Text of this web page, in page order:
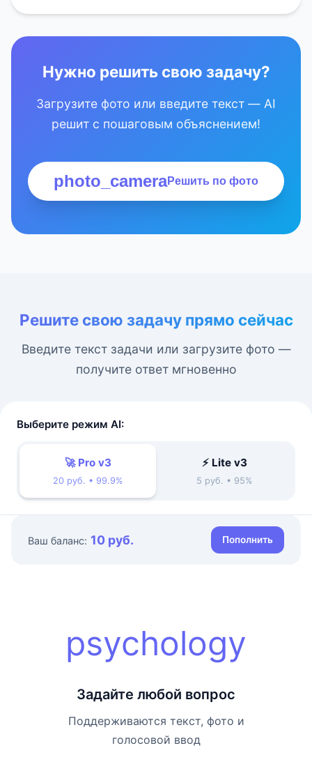
Нужно решить свою задачу?
Загрузите фото или введите текст — AI
решит с пошаговым объяснением!
photo_cameraРешить по фото
Решите свою задачу прямо сейчас
Введите текст задачи или загрузите фото —
получите ответ мгновенно
Выберите режим AI:
🚀 Pro v3
20 руб. • 99.9%
⚡ Lite v3
5 руб. • 95%
Ваш баланс: 10 руб. Пополнить
psychology
Задайте любой вопрос
Поддерживаются текст, фото и
голосовой ввод